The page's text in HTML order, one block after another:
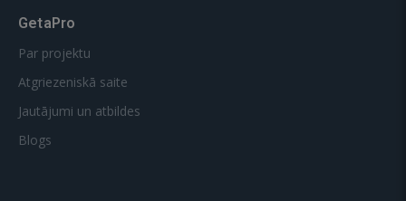
GetaPro
Par projektu
Atgriezeniskā saite
Jautājumi un atbildes
Blogs